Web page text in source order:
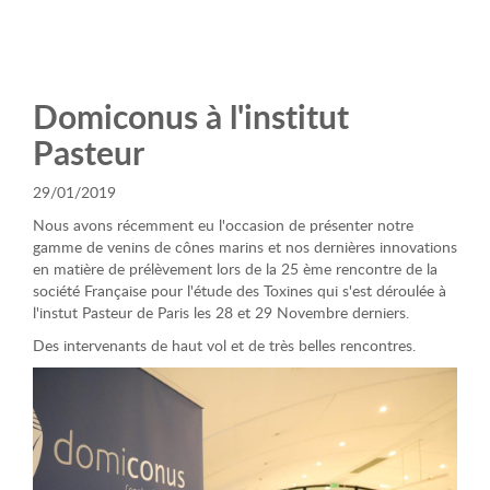
Domiconus à l'institut
Pasteur
29/01/2019
Nous avons récemment eu l'occasion de présenter notre
gamme de venins de cônes marins et nos dernières innovations
en matière de prélèvement lors de la 25 ème rencontre de la
société Française pour l'étude des Toxines qui s'est déroulée à
l'instut Pasteur de Paris les 28 et 29 Novembre derniers.
Des intervenants de haut vol et de très belles rencontres.